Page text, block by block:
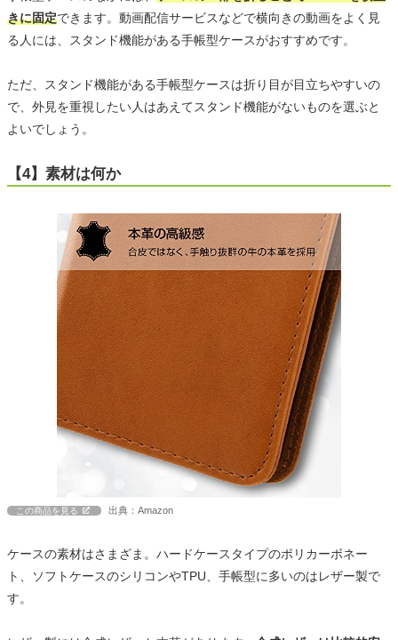
きに固定できます。動画配信サービスなどで横向きの動画をよく見
る人には、スタンド機能がある手帳型ケースがおすすめです。
ただ、スタンド機能がある手帳型ケースは折り目が目立ちやすいの
で、外見を重視したい人はあえてスタンド機能がないものを選ぶと
よいでしょう。
【4】素材は何か
この商品を見る 出典：Amazon
ケースの素材はさまざま。ハードケースタイプのポリカーボネー
ト、ソフトケースのシリコンやTPU、手帳型に多いのはレザー製で
す。